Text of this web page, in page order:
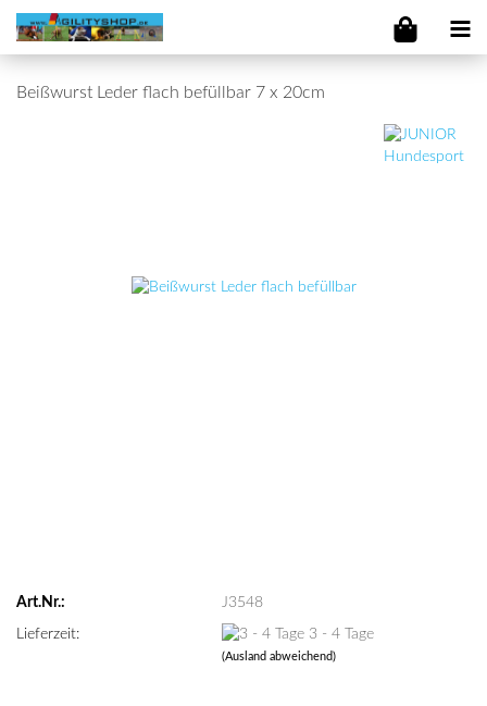
Beißwurst Leder flach befüllbar 7 x 20cm
Art.Nr.: J3548
Lieferzeit: 3 - 4 Tage
(Ausland abweichend)